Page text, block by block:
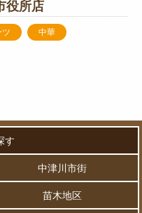
役所店
中華
す
中津川市街
苗木地区